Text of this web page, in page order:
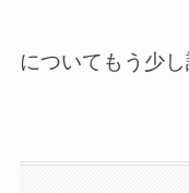
についてもう少